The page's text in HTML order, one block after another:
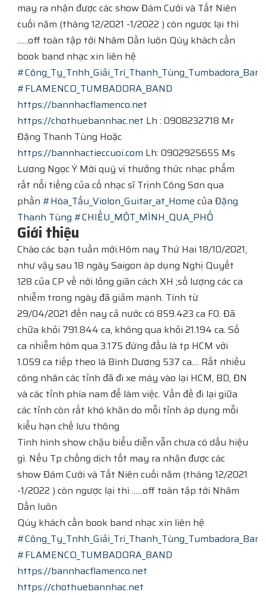
may ra nhận được các show Đám Cưới và Tất Niên
cuối năm (tháng 12/2021 -1/2022 ) còn ngược lại thì
......off toàn tập tới Nhâm Dần luôn Qúy khách cần
book band nhạc xin liên hệ
#FLAMENCO_TUMBADORA_BAND
https://bannhacflamenco.net
https://chothuebannhac.net ​​​​ Lh : 0908232718 Mr
Đặng Thanh Tùng Hoặc
https://bannhactieccuoi.com ​​​​ Lh: 0902925655 Ms
Lương Ngọc Ý Mời quý vị thưởng thức nhạc phẩm
rất nổi tiếng của cố nhạc sĩ Trịnh Công Sơn qua
phần #Hòa_Tấu_Violon_Guitar_at_Home của Đặng
Thanh Tùng #CHIỀU_MỘT_MÌNH_QUA_PHỐ
Giới thiệu
Chào các bạn tuần mới.Hôm nay Thứ Hai 18/10/2021,
như vậy sau 18 ngày Saigon áp dụng Nghị Quyết
128 của CP về nới lỏng giãn cách XH ;số lượng các ca
nhiễm trong ngày đã giảm mạnh. Tính từ
29/04/2021 đến nay cả nước có 859.423 ca F0. Đã
chữa khỏi 791.844 ca, không qua khỏi 21.194 ca. Số
ca nhiễm hôm qua 3.175 đứng đầu là tp HCM với
1.059 ca tiếp theo là Bình Dương 537 ca.... Rất nhiều
công nhân các tỉnh đã đi xe máy vào lại HCM, BD, ĐN
và các tỉnh phía nam để làm việc. Vấn đề đi lại giữa
các tỉnh còn rất khó khăn do mỗi tỉnh áp dụng mỗi
kiểu hạn chế lưu thông
Tình hình show chậu biểu diễn vẫn chưa có dấu hiệu
gì. Nếu Tp chống dịch tốt may ra nhận được các
show Đám Cưới và Tất Niên cuối năm (tháng 12/2021
-1/2022 ) còn ngược lại thì ......off toàn tập tới Nhâm
Dần luôn
Qúy khách cần book band nhạc xin liên hệ
#FLAMENCO_TUMBADORA_BAND
https://bannhacflamenco.net
https://chothuebannhac.net